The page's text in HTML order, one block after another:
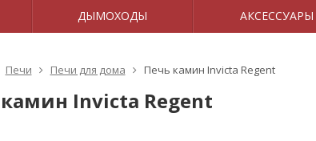
ДЫМОХОДЫ АКСЕССУАРЫ
Печи Печи для дома Печь камин Invicta Regent
Invicta Regent